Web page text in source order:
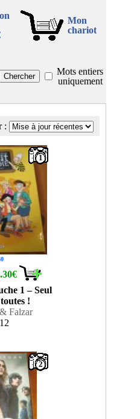
Mon
chariot
Mots entiers
uniquement
:
1
1 – Seul
!
Falzar
2